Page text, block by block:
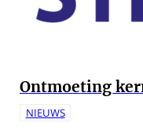
Ontmoeting
NIEUWS